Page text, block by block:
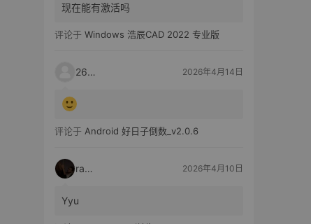
现在能有激活吗
评论于 Windows 浩辰CAD 2022 专业版
2603 2026年4月14日
评论于 Android 好日子倒数_v2.0.6
raka 2026年4月10日
Yyu